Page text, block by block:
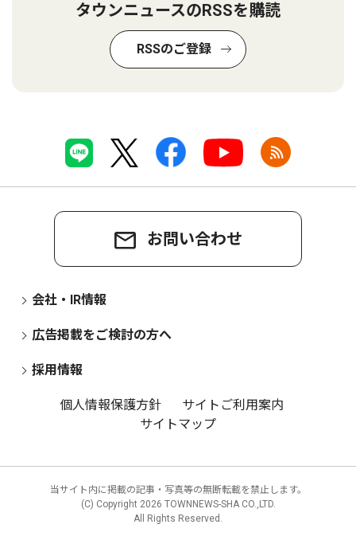
タウンニュースのRSSを購読
RSSのご登録
お問い合わせ
会社・IR情報
広告掲載をご検討の方へ
採用情報
個人情報保護方針
サイトご利用案内
サイトマップ
当サイト内に掲載の記事・写真等の無断転載を禁止します。
(C) Copyright 2026 TOWNNEWS-SHA CO.,LTD.
All Rights Reserved.